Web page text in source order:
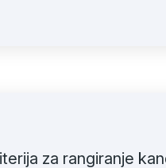
za rangiranje